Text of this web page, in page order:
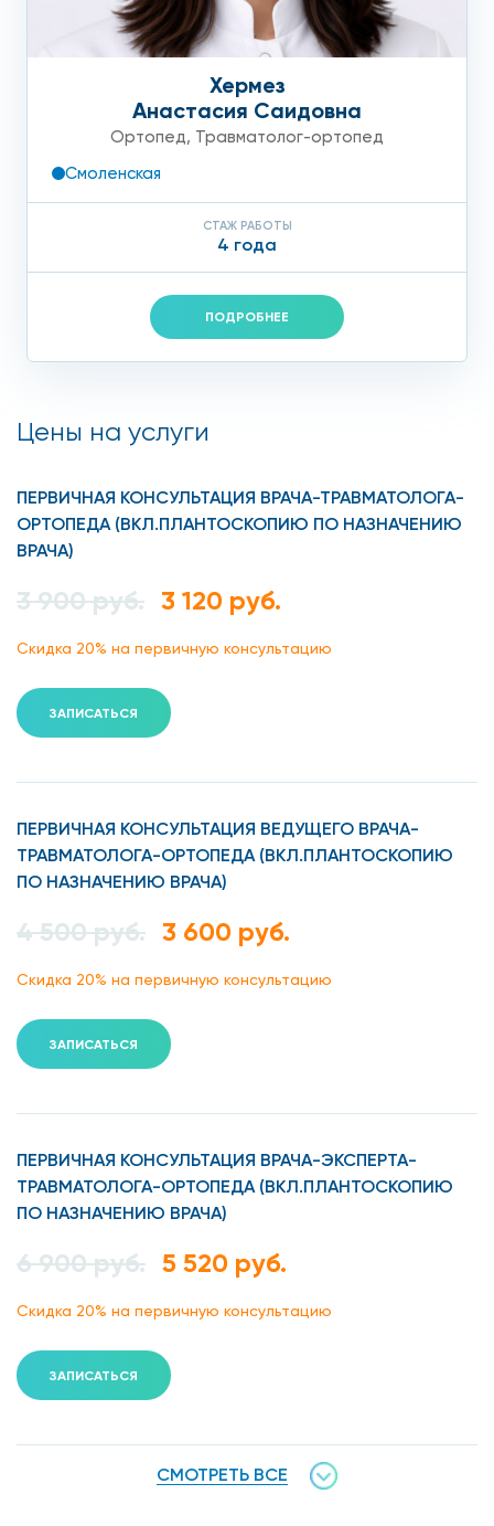
Хермез
Анастасия Саидовна
Ортопед, Травматолог-ортопед
Смоленская
СТАЖ РАБОТЫ
4 года
ПОДРОБНЕЕ
Цены на услуги
ПЕРВИЧНАЯ КОНСУЛЬТАЦИЯ ВРАЧА-ТРАВМАТОЛОГА-
ОРТОПЕДА (ВКЛ.ПЛАНТОСКОПИЮ ПО НАЗНАЧЕНИЮ
ВРАЧА)
3 900 руб. 3 120 руб.
Скидка 20% на первичную консультацию
ЗАПИСАТЬСЯ
ПЕРВИЧНАЯ КОНСУЛЬТАЦИЯ ВЕДУЩЕГО ВРАЧА-
ТРАВМАТОЛОГА-ОРТОПЕДА (ВКЛ.ПЛАНТОСКОПИЮ
ПО НАЗНАЧЕНИЮ ВРАЧА)
4 500 руб. 3 600 руб.
Скидка 20% на первичную консультацию
ЗАПИСАТЬСЯ
ПЕРВИЧНАЯ КОНСУЛЬТАЦИЯ ВРАЧА-ЭКСПЕРТА-
ТРАВМАТОЛОГА-ОРТОПЕДА (ВКЛ.ПЛАНТОСКОПИЮ
ПО НАЗНАЧЕНИЮ ВРАЧА)
6 900 руб. 5 520 руб.
Скидка 20% на первичную консультацию
ЗАПИСАТЬСЯ
СМОТРЕТЬ ВСЕ